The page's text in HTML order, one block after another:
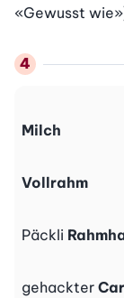
«Gewusst
Milch
Vollrahm
Päckli
gehackter